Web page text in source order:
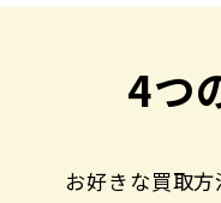
4つ
お好きな買取方